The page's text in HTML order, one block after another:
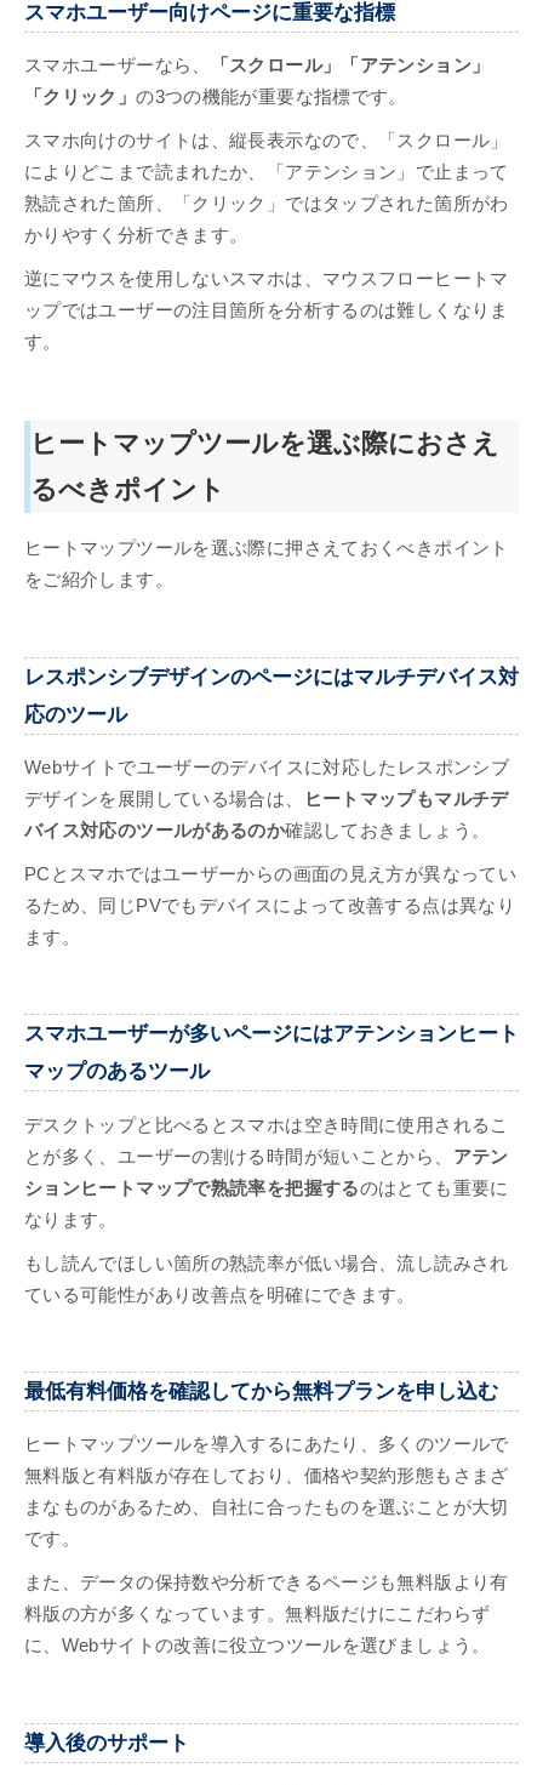
スマホユーザー向けページに重要な指標
スマホユーザーなら、
「スクロール」「アテンション」
「クリック」の3つの機能が重要な指標です。
スマホ向けのサイトは、縦長表示なので、「スクロール」
によりどこまで読まれたか、「アテンション」で止まって
熟読された箇所、「クリック」ではタップされた箇所がわ
かりやすく分析できます。
逆にマウスを使用しないスマホは、マウスフローヒートマ
ップではユーザーの注目箇所を分析するのは難しくなりま
す。
ヒートマップツールを選ぶ際におさえ
るべきポイント
ヒートマップツールを選ぶ際に押さえておくべきポイント
をご紹介します。
レスポンシブデザインのページにはマルチデバイス対
応のツール
Webサイトでユーザーのデバイスに対応したレスポンシブ
デザインを展開している場合は、
ヒートマップもマルチデ
バイス対応のツールがあるのか確認しておきましょう。
PCとスマホではユーザーからの画面の見え方が異なってい
るため、同じPVでもデバイスによって改善する点は異なり
ます。
スマホユーザーが多いページにはアテンションヒート
マップのあるツール
デスクトップと比べるとスマホは空き時間に使用されるこ
とが多く、ユーザーの割ける時間が短いことから、 アテン
ションヒートマップで熟読率を把握するのはとても重要に
なります。
もし読んでほしい箇所の熟読率が低い場合、流し読みされ
ている可能性があり改善点を明確にできます。
最低有料価格を確認してから無料プランを申し込む
ヒートマップツールを導入するにあたり、多くのツールで
無料版と有料版が存在しており、価格や契約形態もさまざ
まなものがあるため、自社に合ったものを選ぶことが大切
です。
また、データの保持数や分析できるページも無料版より有
料版の方が多くなっています。無料版だけにこだわらず
に、Webサイトの改善に役立つツールを選びましょう。
導入後のサポート